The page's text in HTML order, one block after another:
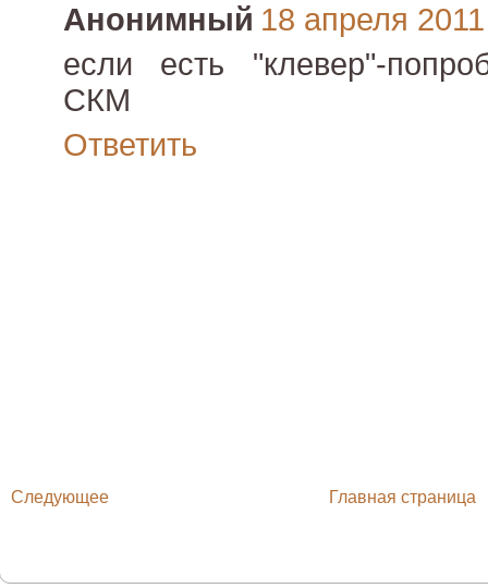
Анонимный 18 апреля 2011
если есть "клевер"-
СКМ
Ответить
Следующее Главная страница